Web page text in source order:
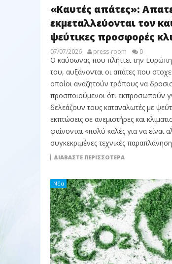
«Καυτές απάτες»:
εκμεταλλεύονται τον
ψεύτικες προσφορές
07/07/2026 press-room 0
Ο καύσωνας που πλήττει την Ευρώπη
του, αυξάνονται οι απάτες που
οποίοι αναζητούν τρόπους να
προσποιούμενοι ότι εκπροσωπούν
δελεάζουν τους καταναλωτές με
εκπτώσεις σε ανεμιστήρες και
φαίνονται «πολύ καλές για να είναι
συγκεκριμένες τεχνικές
ΔΙΑΒΆΣΤΕ ΠΕΡΙΣΣΌΤΕΡΑ
Νέα